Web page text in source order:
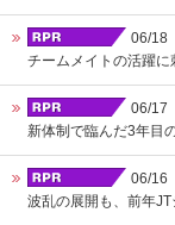
06/18
チームメイトの活躍
06/17
新体制で臨んだ3年目
06/16
波乱の展開も、前年